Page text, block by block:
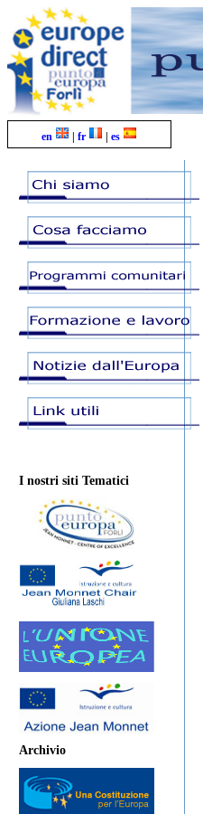
en | fr | es
I nostri siti Tematici
Archivio